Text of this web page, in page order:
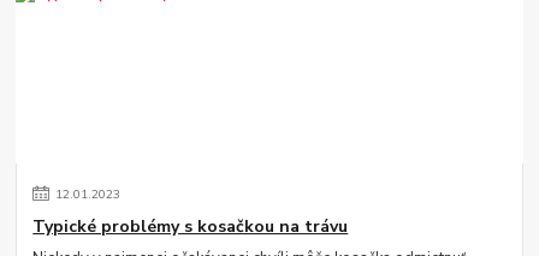
12.01.2023
Typické problémy s kosačkou na trávu